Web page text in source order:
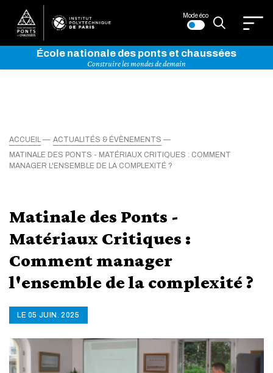
Mode éco
École nationale des ponts et chaussées
Construire les mondes de demain
ACCUEIL
ACTUALITÉS & ÉVÈNEMENTS
MATINALE DES PONTS - MATÉRIAUX CRITIQUES : COMMENT
MANAGER L'ENSEMBLE DE LA COMPLEXITÉ ?
Matinale des Ponts -
Matériaux Critiques :
Comment manager
l'ensemble de la complexité ?
LE 05 JUIN. 2025